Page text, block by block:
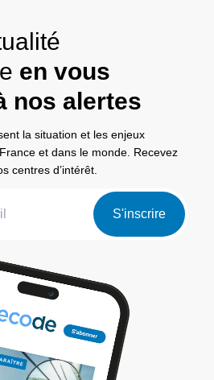
en vous
nos alertes
la situation et les enjeux
et dans le monde. Recevez
centres d’intérêt.
S'inscrire